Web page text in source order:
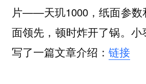
片——天玑1000，纸面参数
面领先，顿时炸开了锅。小
写了一篇文章介绍： 链接